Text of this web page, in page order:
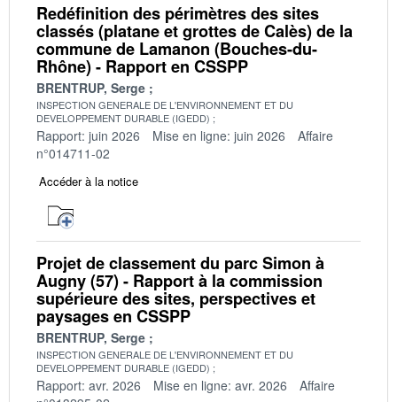
Redéfinition des périmètres des sites
classés (platane et grottes de Calès) de la
commune de Lamanon (Bouches-du-
Rhône) - Rapport en CSSPP
BRENTRUP, Serge
INSPECTION GENERALE DE L'ENVIRONNEMENT ET DU
DEVELOPPEMENT DURABLE (IGEDD)
Rapport: juin 2026 Mise en ligne: juin 2026
Affaire
n°014711-02
Accéder à la notice
Projet de classement du parc Simon à
Augny (57) - Rapport à la commission
supérieure des sites, perspectives et
paysages en CSSPP
BRENTRUP, Serge
INSPECTION GENERALE DE L'ENVIRONNEMENT ET DU
DEVELOPPEMENT DURABLE (IGEDD)
Rapport: avr. 2026 Mise en ligne: avr. 2026
Affaire